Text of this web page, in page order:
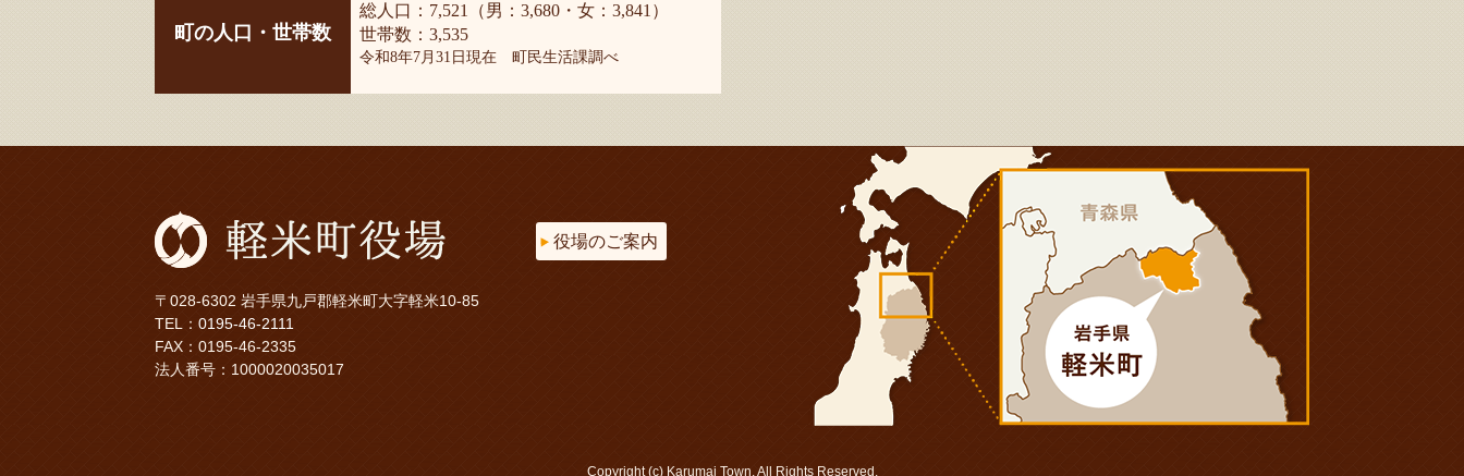
町の人口・世帯数
総人口：7,521（男：3,680・女：3,841）
世帯数：3,535
令和8年7月31日現在 町民生活課調べ
〒028-6302 岩手県九戸郡軽米町大字軽米10-85
TEL： 0195-46-2111
FAX：0195-46-2335
法人番号：1000020035017
役場のご案内
Copyright (c) Karumai Town. All Rights Reserved.